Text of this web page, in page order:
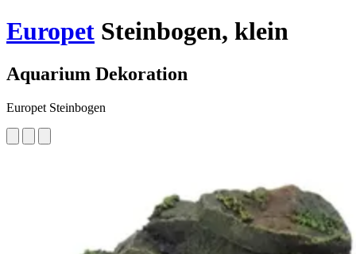
Europet Steinbogen, klein
Aquarium Dekoration
Europet Steinbogen